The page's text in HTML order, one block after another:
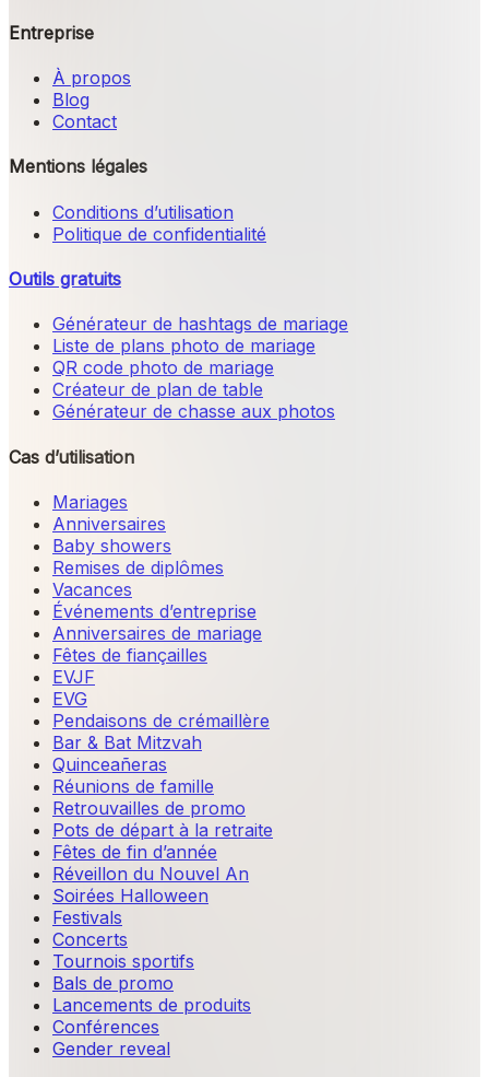
Entreprise
À propos
Blog
Contact
Mentions légales
Conditions d’utilisation
Politique de confidentialité
Outils gratuits
Générateur de hashtags de mariage
Liste de plans photo de mariage
QR code photo de mariage
Créateur de plan de table
Générateur de chasse aux photos
Cas d’utilisation
Mariages
Anniversaires
Baby showers
Remises de diplômes
Vacances
Événements d’entreprise
Anniversaires de mariage
Fêtes de fiançailles
EVJF
EVG
Pendaisons de crémaillère
Bar & Bat Mitzvah
Quinceañeras
Réunions de famille
Retrouvailles de promo
Pots de départ à la retraite
Fêtes de fin d’année
Réveillon du Nouvel An
Soirées Halloween
Festivals
Concerts
Tournois sportifs
Bals de promo
Lancements de produits
Conférences
Gender reveal